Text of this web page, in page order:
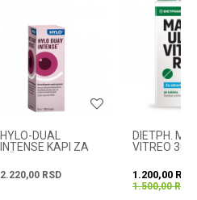
HYLO-DUAL
INTENSE KAPI ZA
2.220,00 RSD
DIETPH.
VITREO
1.200,00 RSD
1.500,00RSD